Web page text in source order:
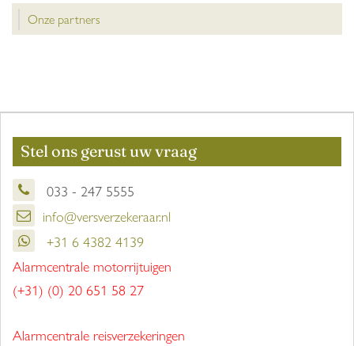
Onze partners
Stel ons gerust uw vraag
033 - 247 5555
info@versverzekeraar.nl
+31 6 4382 4139
Alarmcentrale motorrijtuigen
(+31) (0) 20 651 58 27
Alarmcentrale reisverzekeringen